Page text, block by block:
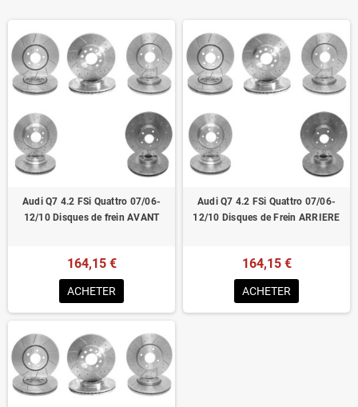
Dimensions d'origine respectées
Installation en lieu et place.
Homologué pour le contrôle technique
Audi Q7 4.2 FSi Quattro 07/06-
12/10 Disques de frein AVANT
164,15 €
ACHETER
Audi Q7 4.2 FSi Quattro 07/06-
12/10 Disques de Frein ARRIERE
164,15 €
ACHETER